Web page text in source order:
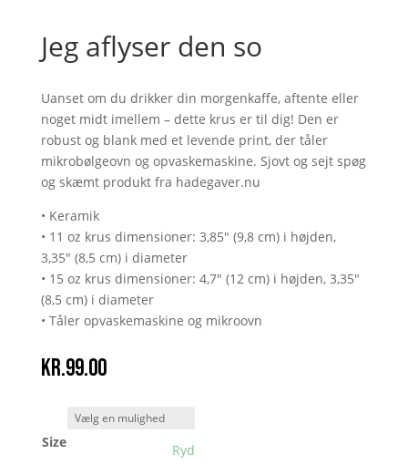
Jeg aflyser den so
Uanset om du drikker din morgenkaffe, aftente eller
noget midt imellem – dette krus er til dig! Den er
robust og blank med et levende print, der tåler
mikrobølgeovn og opvaskemaskine. Sjovt og sejt spøg
og skæmt produkt fra hadegaver.nu
• Keramik
• 11 oz krus dimensioner: 3,85" (9,8 cm) i højden,
3,35" (8,5 cm) i diameter
• 15 oz krus dimensioner: 4,7" (12 cm) i højden, 3,35"
(8,5 cm) i diameter
• Tåler opvaskemaskine og mikroovn
kr.99.00
Size Ryd